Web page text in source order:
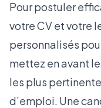
Pour postuler
votre CV et votre
personnalisés
mettez en avant
les plus
d’emploi. Une